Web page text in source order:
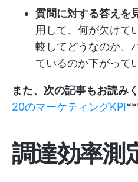
質問に対する答えを
用して、何が欠けて
較してどうなのか、
ているのか下がって
また、次の記事もお読み
20のマーケティングKPI
調達効率測